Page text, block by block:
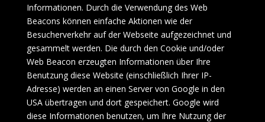
Informationen. Durch die Verwendung des Web
Beacons können einfache Aktionen wie der
Besucherverkehr auf der Webseite aufgezeichnet und
gesammelt werden. Die durch den Cookie und/oder
Web Beacon erzeugten Informationen über Ihre
Benutzung diese Website (einschließlich Ihrer IP-
Adresse) werden an einen Server von Google in den
USA übertragen und dort gespeichert. Google wird
diese Informationen benutzen, um Ihre Nutzung der